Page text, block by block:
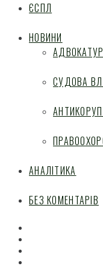
ЄСПЛ
НОВИНИ
СУДОВА
АНАЛІТИКА
БЕЗ КОМЕНТАРІВ